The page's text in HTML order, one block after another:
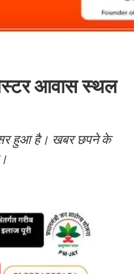
आवास स्थल
हुआ है। खबर छपने के